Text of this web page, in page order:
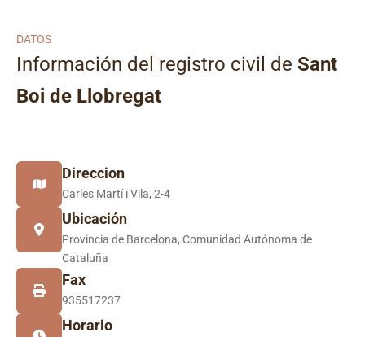
DATOS
Información del registro civil de Sant
Boi de Llobregat
Direccion
Carles Martí i Vila, 2-4
Ubicación
Provincia de Barcelona, Comunidad Autónoma de
Cataluña
Fax
935517237
Horario